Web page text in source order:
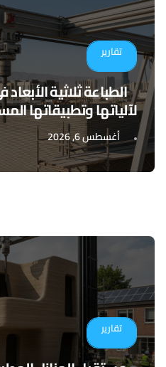
تقارير
الطباعة ثلاثية
لآلياتها وتطبيقاتها
أغسطس 6, 2026
تقارير